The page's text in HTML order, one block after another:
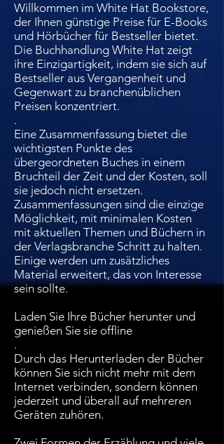
Willkommen im White Hat Bookstore,
der Ihnen günstige Preise für E-Books
und Hörbücher für Bestseller bietet.
Die Buchhandlung White Hat zeigt
ihre Einzigartigkeit, indem sie sich auf
Bestseller aus Vergangenheit und
Gegenwart zu branchenüblichen
Preisen konzentriert.
.
Eine Zusammenfassung bietet die
wichtigsten Punkte des
übergeordneten Buches in einem
Bruchteil der Zeit und der Kosten, soll
sie jedoch nicht ersetzen.
Zusammenfassungen sind die einzige
Möglichkeit, mit minimalen Kosten
mit aktuellen Themen und Büchern in
der Verlagsbranche Schritt zu halten.
Einige werden um zusätzliches
Material erweitert, das von Interesse
sein sollte.
Laden Sie Ihre Bücher herunter und
genießen Sie sie offline
.
Durch das Herunterladen der Bücher
können Sie sich nicht mehr mit dem
Internet verbinden, sondern können
jederzeit und überall auf mehreren
Geräten zuhören.